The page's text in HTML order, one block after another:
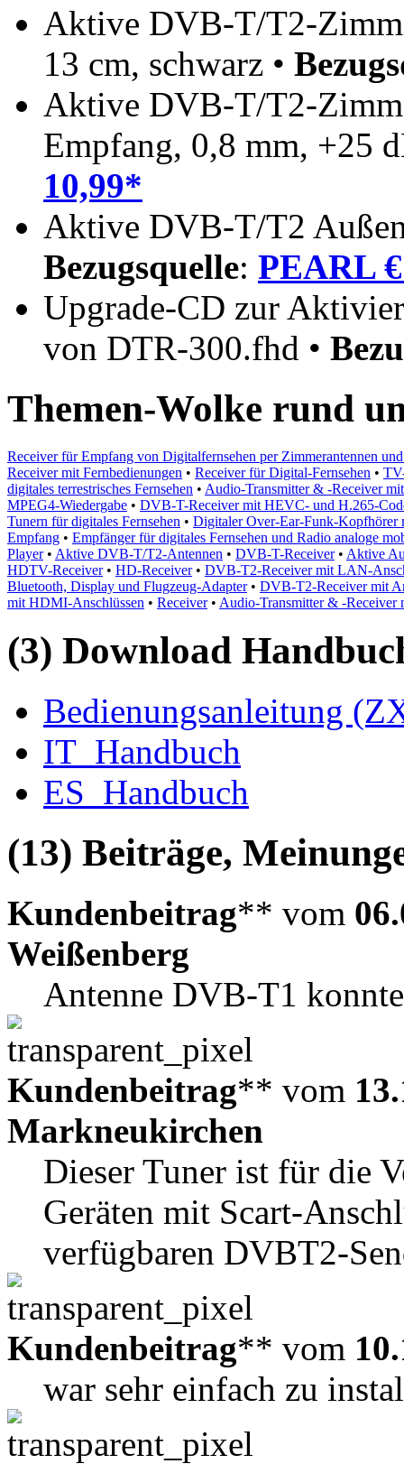
Aktive DVB-T/T2-
13 cm, schwarz •
Aktive DVB-T/T2-
Empfang, 0,8 mm, +25
10,99*
Aktive DVB-T/T2
Bezugsquelle: PEARL
Upgrade-CD zur
von DTR-300.fhd •
Themen-Wolke rund
Receiver für Empfang von Digitalfernsehen per Zimmerantennen
Receiver mit Fernbedienungen • Receiver für Digital-Fernsehen •
digitales terrestrisches Fernsehen • Audio-Transmitter & -Receiver
MPEG4-Wiedergabe • DVB-T-Receiver mit HEVC- und H.265-
Tunern für digitales Fernsehen • Digitaler Over-Ear-Funk-Kopfhörer
Empfang • Empfänger für digitales Fernsehen und Radio analoge
Player• Aktive DVB-T/T2-Antennen • DVB-T-Receiver• Aktive
HDTV-Receiver• HD-Receiver• DVB-T2-Receiver mit LAN-
Bluetooth, Display und Flugzeug-Adapter• DVB-T2-Receiver mit
mit HDMI-Anschlüssen • Receiver• Audio-Transmitter & -Receiver
(3) Download
Bedienungsanleitung
IT_Handbuch
ES_Handbuch
(13) Beiträge,
Kundenbeitrag** vom
Weißenberg
Antenne DVB-T1
Kundenbeitrag** vom
Markneukirchen
Dieser Tuner ist für die
Geräten mit Scart-
verfügbaren DVBT2-
Kundenbeitrag** vom
war sehr einfach zu